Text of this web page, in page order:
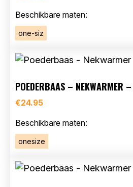
Beschikbare maten:
one-siz
POEDERBAAS – NEKWARMER
€24.95
Beschikbare maten:
onesize